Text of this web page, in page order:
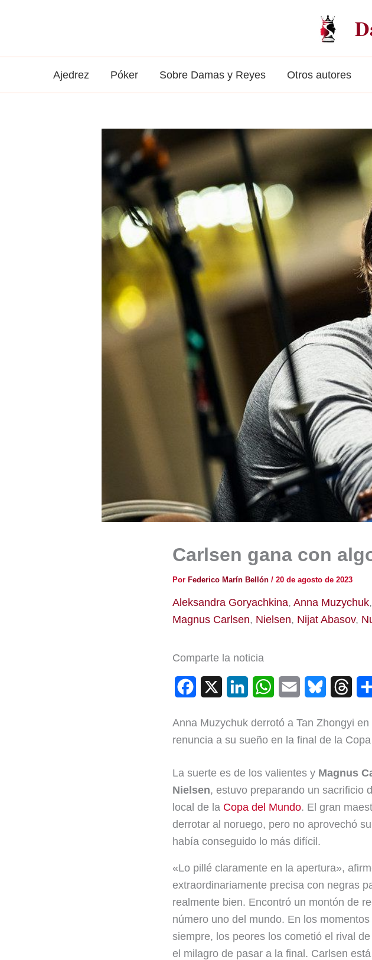
Ajedrez Póker Sobre Damas y Reyes Otros autores
Carlsen gana con
Por Federico Marín Bellón / 20 de agosto de 2023
Aleksandra Goryachkina, Anna Muzychuk,
Magnus Carlsen, Nielsen, Nijat Abasov,
Comparte la noticia
c
b
o
o
n
e
d
I
n
W
a
s
A
p
a
l
u
s
k
y
r
a
d
s
Anna Muzychuk derrotó a Tan Zhongyi
renuncia a su sueño en la final de la
La suerte es de los valientes y Magnus
Nielsen, estuvo preparando un sacrificio
local de la Copa del Mundo. El gran
derrotar al noruego, pero no aprovechó
había conseguido lo más difícil.
«Lo pillé claramente en la apertura»,
extraordinariamente precisa con negras
realmente bien. Encontró un montón de
número uno del mundo. En los
siempre, los peores los cometió el rival
el milagro de pasar a la final. Carlsen